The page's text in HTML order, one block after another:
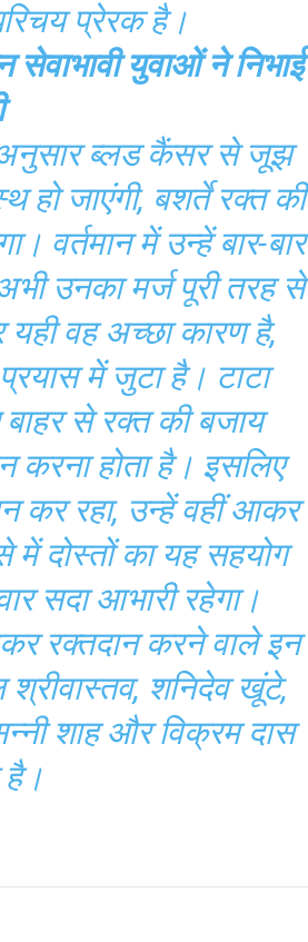
प्रेरक है।
युवाओं ने निभाई
अनुसार ब्लड कैंसर से जूझ
हो जाएंगी, बशर्ते रक्त की
वर्तमान में उन्हें बार-बार
उनका मर्ज पूरी तरह से
वह अच्छा कारण है,
में जुटा है। टाटा
से रक्त की बजाय
करना होता है। इसलिए
कर रहा, उन्हें वहीं आकर
में दोस्तों का यह सहयोग
सदा आभारी रहेगा।
रक्तदान करने वाले इन
श्रीवास्तव, शनिदेव खूंटे,
शाह और विक्रम दास
है।